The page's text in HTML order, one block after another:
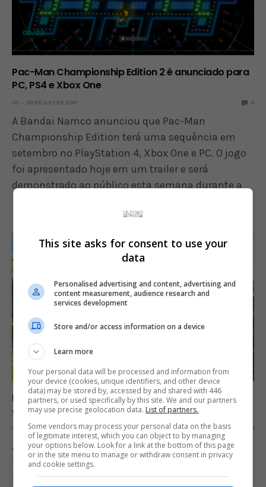
Pac-Man Championship Edition 2 é anunciado para
PC, PS4 e Xbox One
OS 20 DE JULY DE 2016 0
A Bandai Namco anunciou que Pac-Man
Championship Edition terá uma sequência em
setembro no PlayStation 4, Xbox One e PC. O jogo
foi apresentado hoje em um trailer e será
demonstrado ao público esta semana durante a
feira Comic Con…
Dragon Quest Builders, no estilo Minecraft, sai em
outubro para PS4 e Vita
OS 20 DE JULY DE 2016 0
A Square Enix anunciou que Dragon Quest
Builders será lançado no dia 11 de outubro nos
Estados Unidos, em versões para PS4 e Vita.
This site asks for consent to use your
data
Personalised advertising and content, advertising and
content measurement, audience research and
services development
Store and/or access information on a device
Learn more
Your personal data will be processed and information from
your device (cookies, unique identifiers, and other device
data) may be stored by, accessed by and shared with 446
partners, or used specifically by this site. We and our partners
may use precise geolocation data. List of partners.
Some vendors may process your personal data on the basis
of legitimate interest, which you can object to by managing
your options below. Look for a link at the bottom of this page
or in the site menu to manage or withdraw consent in privacy
and cookie settings.